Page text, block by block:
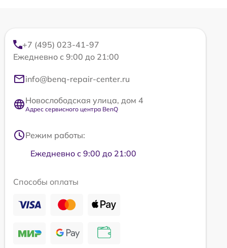
+7 (495) 023-41-97
Ежедневно с 9:00 до 21:00
info@benq-repair-center.ru
Новослободская улица, дом 4
Адрес сервисного центра BenQ
Режим работы:
Ежедневно с 9:00 до 21:00
Способы оплаты